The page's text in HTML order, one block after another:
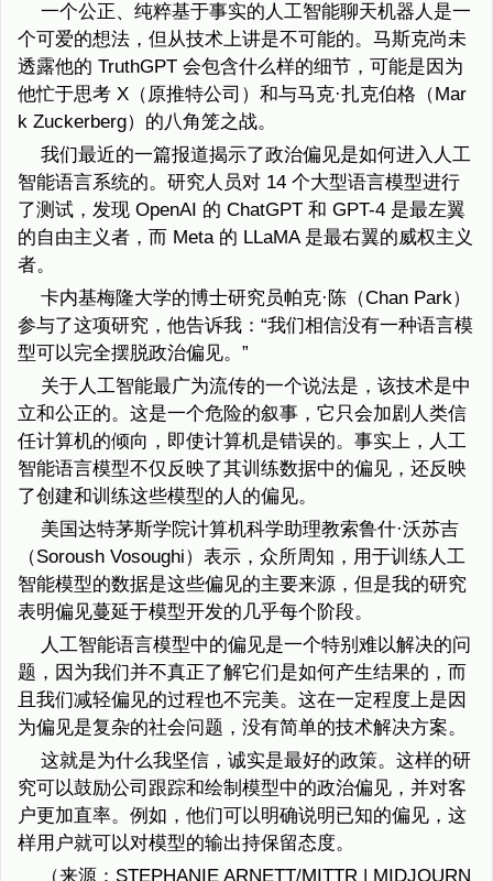
一个公正、纯粹基于事实的人工智能聊天机器人是一
个可爱的想法，但从技术上讲是不可能的。马斯克尚未
透露他的 TruthGPT 会包含什么样的细节，可能是因为
他忙于思考 X（原推特公司）和与马克·扎克伯格（Mar
k Zuckerberg）的八角笼之战。
我们最近的一篇报道揭示了政治偏见是如何进入人工
智能语言系统的。研究人员对 14 个大型语言模型进行
了测试，发现 OpenAI 的 ChatGPT 和 GPT-4 是最左翼
的自由主义者，而 Meta 的 LLaMA 是最右翼的威权主义
者。
卡内基梅隆大学的博士研究员帕克·陈（Chan Park）
参与了这项研究，他告诉我：“我们相信没有一种语言模
型可以完全摆脱政治偏见。”
关于人工智能最广为流传的一个说法是，该技术是中
立和公正的。这是一个危险的叙事，它只会加剧人类信
任计算机的倾向，即使计算机是错误的。事实上，人工
智能语言模型不仅反映了其训练数据中的偏见，还反映
了创建和训练这些模型的人的偏见。
美国达特茅斯学院计算机科学助理教索鲁什·沃苏吉
（Soroush Vosoughi）表示，众所周知，用于训练人工
智能模型的数据是这些偏见的主要来源，但是我的研究
表明偏见蔓延于模型开发的几乎每个阶段。
人工智能语言模型中的偏见是一个特别难以解决的问
题，因为我们并不真正了解它们是如何产生结果的，而
且我们减轻偏见的过程也不完美。这在一定程度上是因
为偏见是复杂的社会问题，没有简单的技术解决方案。
这就是为什么我坚信，诚实是最好的政策。这样的研
究可以鼓励公司跟踪和绘制模型中的政治偏见，并对客
户更加直率。例如，他们可以明确说明已知的偏见，这
样用户就可以对模型的输出持保留态度。
（来源：STEPHANIE ARNETT/MITTR | MIDJOURN